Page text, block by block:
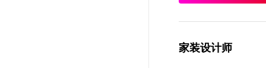
家装设计师